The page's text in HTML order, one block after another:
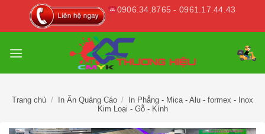
0906.34.8765 - 0961.17.44.43
Trang chủ / In Ấn Quảng Cáo /
In Phẳng - Mica - Alu - formex - Inox
Kim Loại - Gỗ - Kính